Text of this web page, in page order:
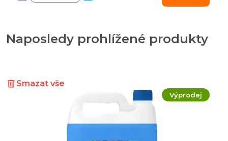
Naposledy prohlížené produkty
Smazat vše
Výprodej